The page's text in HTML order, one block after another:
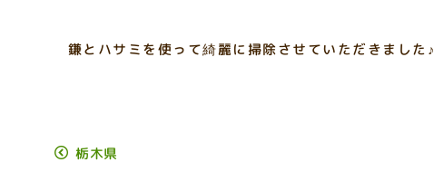
鎌とハサミを使って綺麗に掃除させていただきました♪
栃木県